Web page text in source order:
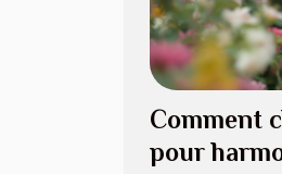
Comment
pour